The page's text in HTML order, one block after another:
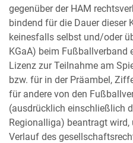
gegenüber der HAM
bindend für die Dauer dieser
keinesfalls selbst und/oder
KGaA) beim Fußballverband
Lizenz zur Teilnahme am
bzw. für in der Präambel,
für andere von den
(ausdrücklich einschließlich
Regionalliga) beantragt
Verlauf des